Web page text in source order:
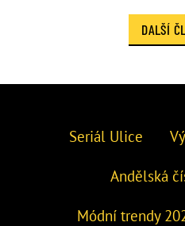
DALŠÍ
Seriál Ulice
Andělská
Módní trendy